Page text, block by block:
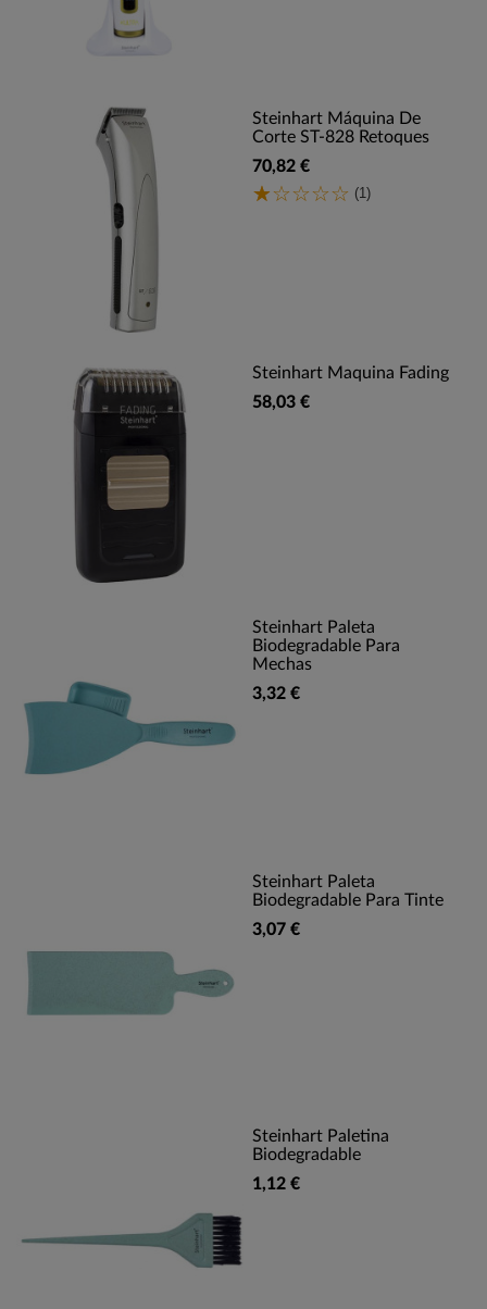
Steinhart Máquina De
Corte ST-828 Retoques
70,82 €
(1)
Steinhart Maquina Fading
58,03 €
Steinhart Paleta
Biodegradable Para
Mechas
3,32 €
Steinhart Paleta
Biodegradable Para Tinte
3,07 €
Steinhart Paletina
Biodegradable
1,12 €